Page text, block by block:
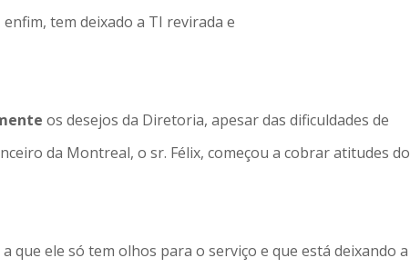
tem deixado a TI revirada e
os desejos da Diretoria, apesar das dificuldades de
da Montreal, o sr. Félix, começou a cobrar atitudes do
a que ele só tem olhos para o serviço e que está deixando a